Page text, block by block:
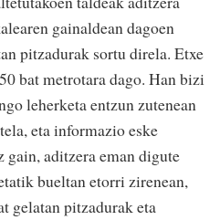
gainaldean dagoen
pitzadurak sortu direla. Etxe
bat metrotara dago. Han bizi
leherketa entzun zutenean
eta informazio eske
aditzera eman digute
bueltan etorri zirenean,
gelatan pitzadurak eta